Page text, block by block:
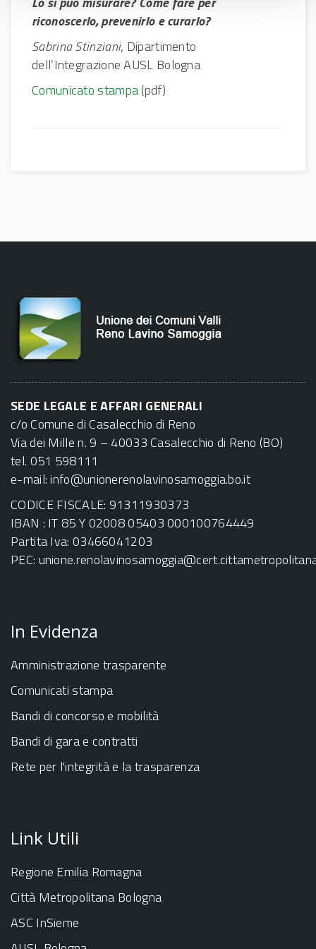
riconoscerlo, prevenirlo e curarlo?
Sabrina Stinziani, Dipartimento
dell’Integrazione AUSL Bologna
Comunicato stampa(pdf)
SEDE LEGALE E AFFARI GENERALI
c/o Comune di Casalecchio di Reno
Via dei Mille n. 9 – 40033 Casalecchio di Reno (BO)
tel. 051 598111
e-mail:info@unionerenolavinosamoggia.bo.it
CODICE FISCALE: 91311930373
IBAN : IT 85 Y 02008 05403 000100764449
Partita Iva: 03466041203
PEC:
In Evidenza
Amministrazione trasparente
Comunicati stampa
Bandi di concorso e mobilità
Bandi di gara e contratti
Rete per l'integrità e la trasparenza
Link Utili
Regione Emilia Romagna
Città Metropolitana Bologna
ASC InSieme